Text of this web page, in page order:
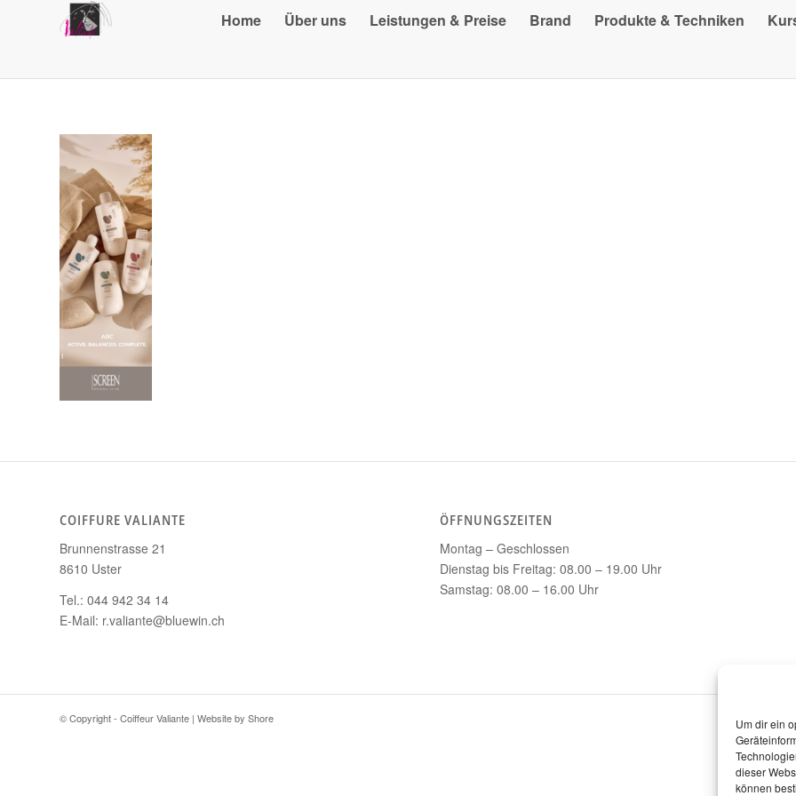
Um dir ein
dieser
können
Home Über uns Leistungen & Preise Brand Produkte & Techniken
COIFFURE VALIANTE
Brunnenstrasse 21
8610 Uster
Tel.: 044 942 34 14
E-Mail: r.valiante@bluewin.ch
ÖFFNUNGSZEITEN
Montag – Geschlossen
Dienstag bis Freitag: 08.00 – 19.00 Uhr
Samstag: 08.00 – 16.00 Uhr
© Copyright - Coiffeur Valiante | Website by Shore